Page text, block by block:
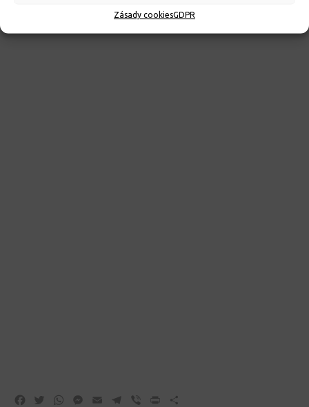
Zásady cookiesGDPR
Facebook
TwitterWhatsApp
Messenger
Email Telegram
Viber Print